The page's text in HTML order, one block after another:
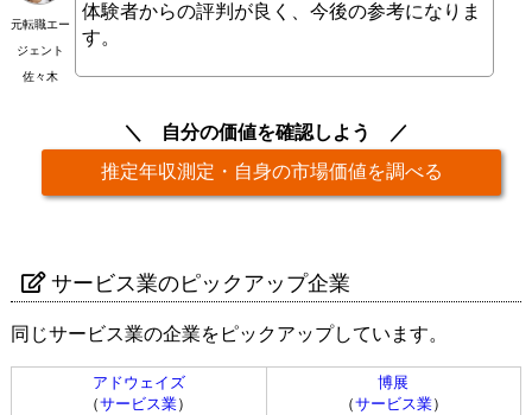
元転職エー
ジェント
佐々木
体験者からの評判が良く、今後の参考になりま
す。
自分の価値を確認しよう
推定年収測定・自身の市場価値を調べる
サービス業のピックアップ企業
同じサービス業の企業をピックアップしています。
アドウェイズ
（サービス業）
博展
（サービス業）